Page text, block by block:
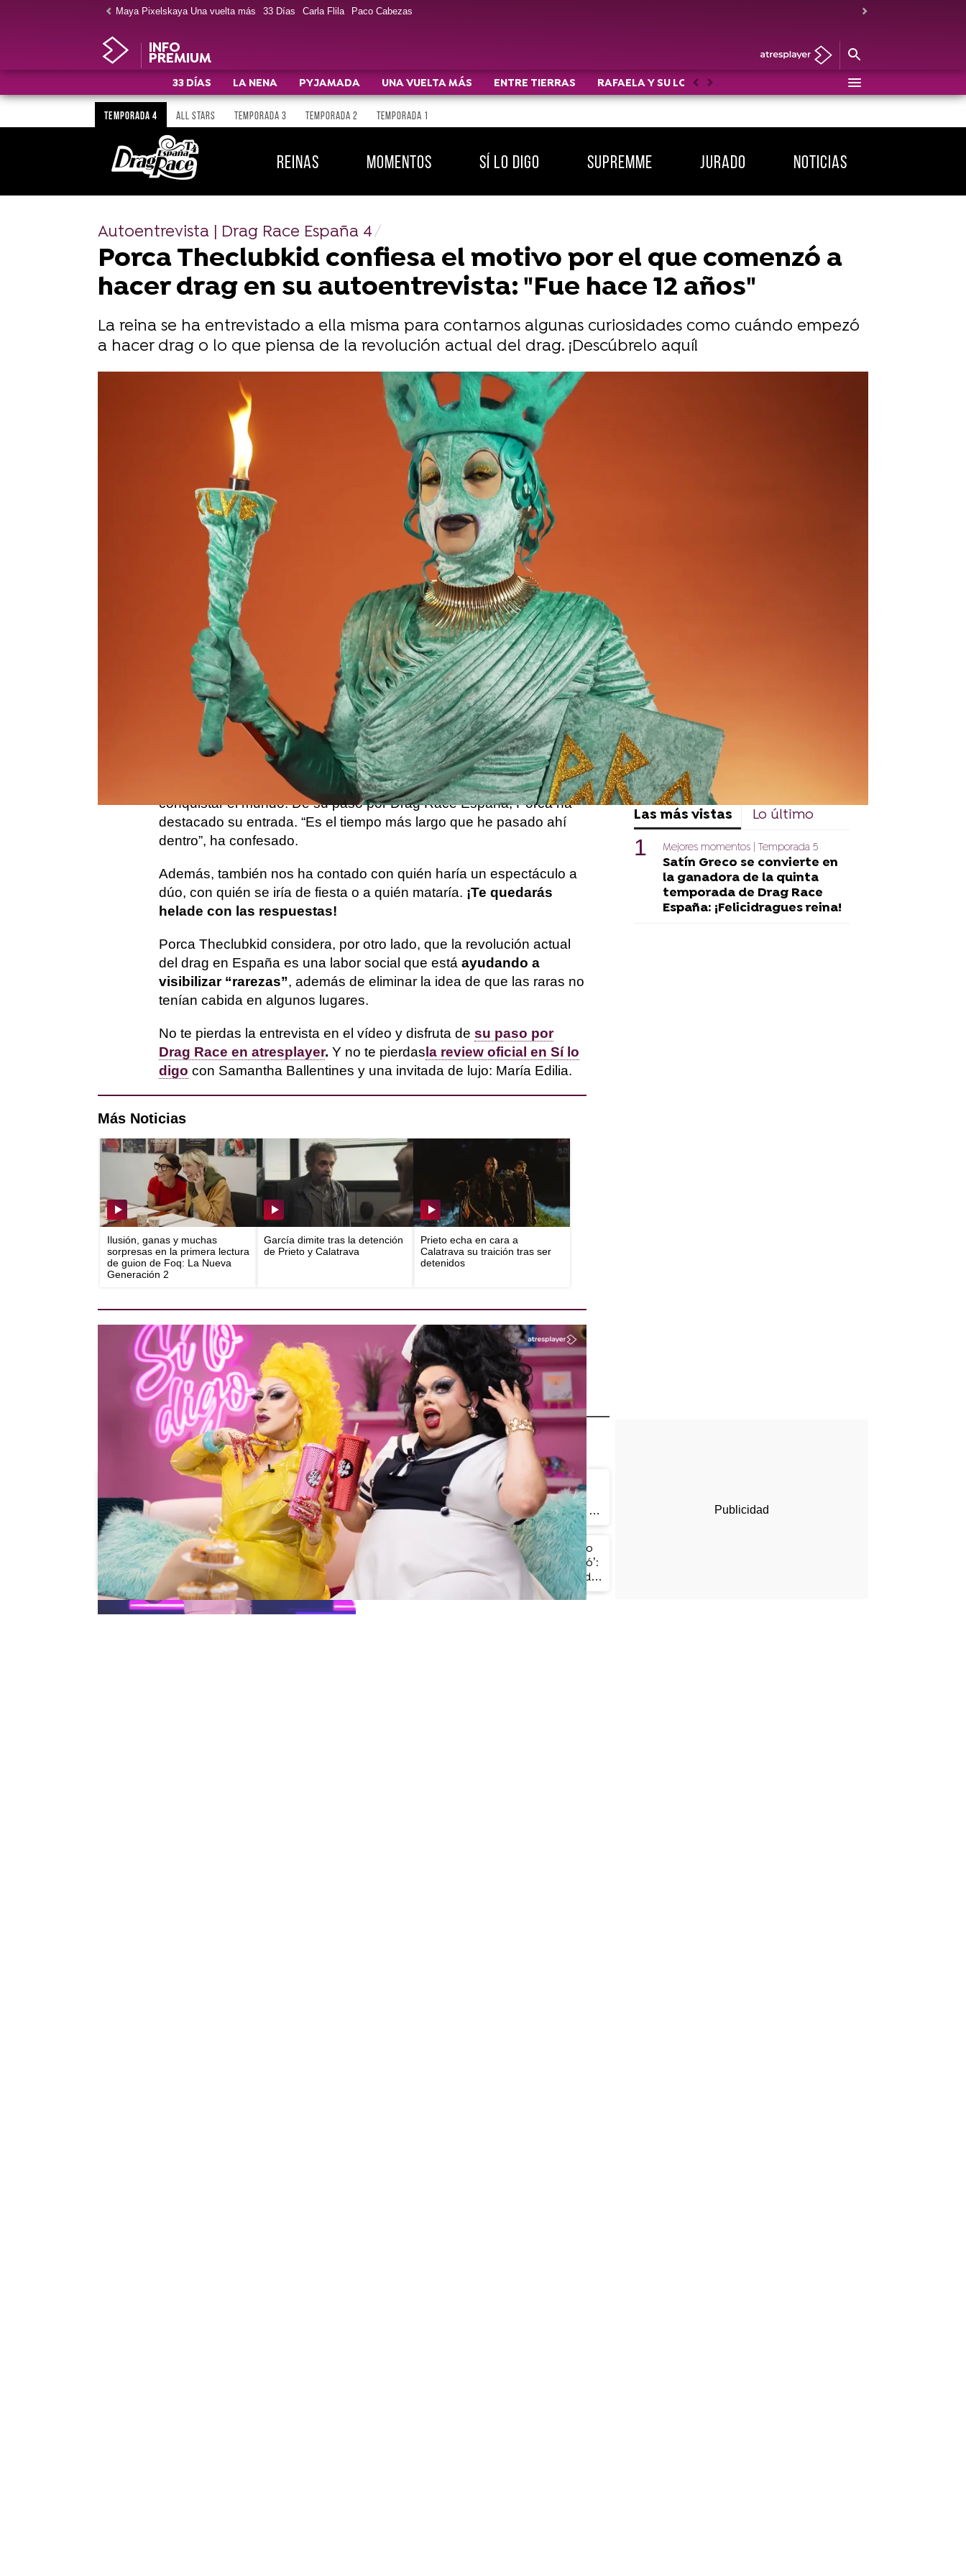
Maya Pixelskaya Una vuelta más 33 Días Carla Flila Paco Cabezas
INFO
PREMIUM
33 DÍAS LA NENA PYJAMADA UNA VUELTA MÁS ENTRE TIERRAS RAFAELA Y SU LOCO MUNDO LOS PROTEGIDOS:
AnteriorSiguiente
TEMPORADA 4 ALL STARS TEMPORADA 3 TEMPORADA 2 TEMPORADA 1
REINAS MOMENTOS SÍ LO DIGO SUPREMME JURADO NOTICIAS
Autoentrevista | Drag Race España 4
Porca Theclubkid confiesa el motivo por el que comenzó a
hacer drag en su autoentrevista: "Fue hace 12 años"
La reina se ha entrevistado a ella misma para contarnos algunas curiosidades como cuándo empezó
a hacer drag o lo que piensa de la revolución actual del drag. ¡Descúbrelo aquí!
01 de octubre de 2024, 12:00 WhatsappFacebook
TwitterFlipboard
El segundo programa de Drag Race España ha estado lleno de
emociones conun talent de escándaloy una pasarela ‘barrococó’
que nos lo ha dado todo. En él, Porca Theclubkid ha sido la segunda
eliminada y ha tenido la oportunidad de entrevistarse a sí misma.
La reina nos ha contado que comenzó a hacer drag hace 12 años
porque necesitaba dinero y que, a través de su arte, quiere
conquistar el mundo. De su paso por Drag Race España, Porca ha
destacado su entrada. “Es el tiempo más largo que he pasado ahí
dentro”, ha confesado.
Además, también nos ha contado con quién haría un espectáculo a
dúo, con quién se iría de fiesta o a quién mataría. ¡Te quedarás
helade con las respuestas!
Porca Theclubkid considera, por otro lado, que la revolución actual
del drag en España es una labor social que está ayudando a
visibilizar “rarezas”, además de eliminar la idea de que las raras no
tenían cabida en algunos lugares.
No te pierdas la entrevista en el vídeo y disfruta de su paso por
Drag Race en atresplayer. Y no te pierdas la review oficial en Sí lo
digo con Samantha Ballentines y una invitada de lujo: María Edilia.
Más Noticias
Ilusión, ganas y muchas
sorpresas en la primera lectura
de guion de Foq: La Nueva
Generación 2
García dimite tras la detención
de Prieto y Calatrava
Prieto echa en cara a
Calatrava su traición tras ser
detenidos
Atresplayer Premium » Drag Race
Porca Theclubkid Drag Race España
Las más vistas Lo último
Mejores momentos | Temporada 5
Satín Greco se convierte en
la ganadora de la quinta
temporada de Drag Race
España: ¡Felicidragues reina!
Vídeos
“Un lugar de absoluta libertad”: Boris
Izaguirre confiesa qué es lo que más le
gusta de Drag Race España
Las reinas de la cuarta
temporada de Drag Race
España confiesan por qué no
podrían vivir sin el drag: "Es
Las reinas se lo ponen todo
para la pasarela ‘Barrococó’:
historia, moda y lookazos de